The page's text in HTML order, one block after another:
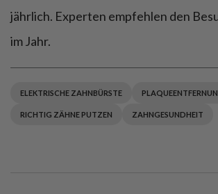
jährlich. Experten empfehlen den
im Jahr.
ELEKTRISCHE ZAHNBÜRSTE
RICHTIG ZÄHNE PUTZEN ZAHNGESUNDHEIT